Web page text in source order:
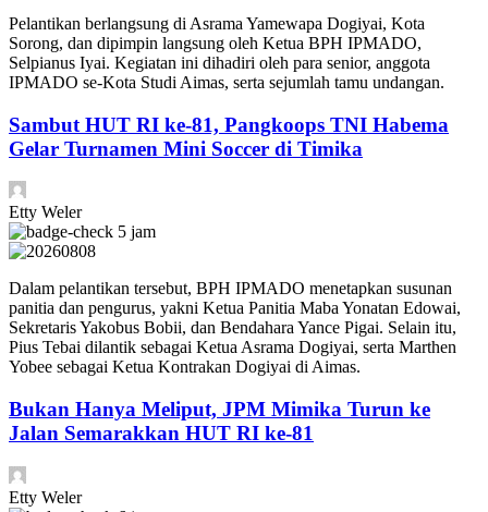
Pelantikan berlangsung di Asrama Yamewapa Dogiyai, Kota
Sorong, dan dipimpin langsung oleh Ketua BPH IPMADO,
Selpianus Iyai. Kegiatan ini dihadiri oleh para senior, anggota
IPMADO se-Kota Studi Aimas, serta sejumlah tamu undangan.
Sambut HUT RI ke-81, Pangkoops TNI Habema
Gelar Turnamen Mini Soccer di Timika
Etty Weler
5 jam
Dalam pelantikan tersebut, BPH IPMADO menetapkan susunan
panitia dan pengurus, yakni Ketua Panitia Maba Yonatan Edowai,
Sekretaris Yakobus Bobii, dan Bendahara Yance Pigai. Selain itu,
Pius Tebai dilantik sebagai Ketua Asrama Dogiyai, serta Marthen
Yobee sebagai Ketua Kontrakan Dogiyai di Aimas.
Bukan Hanya Meliput, JPM Mimika Turun ke
Jalan Semarakkan HUT RI ke-81
Etty Weler